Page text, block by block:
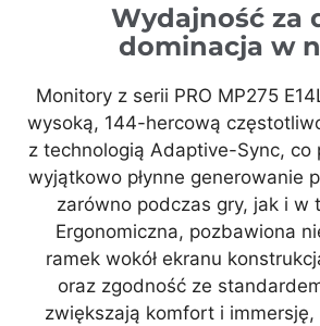
Wydajność za
dominacja w
Monitory z serii PRO MP275
wysoką, 144-hercową
z technologią Adaptive-Sync, co
wyjątkowo płynne generowanie
zarówno podczas gry, jak i w
Ergonomiczna, pozbawiona
ramek wokół ekranu
oraz zgodność ze
zwiększają komfort i immersję,